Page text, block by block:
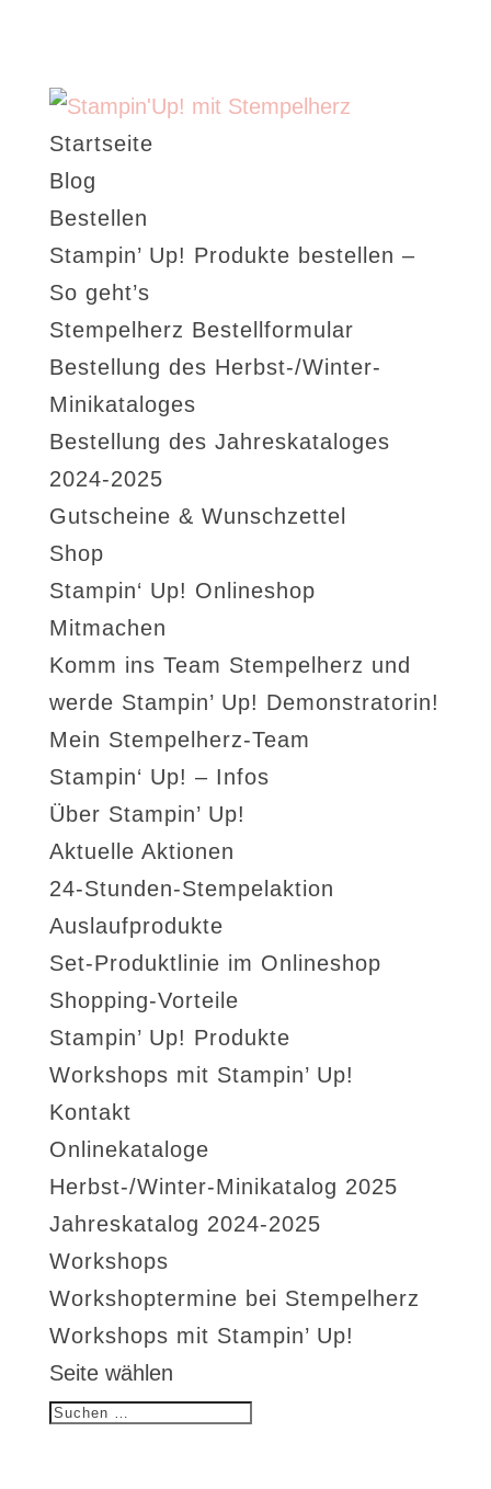
Startseite
Blog
Bestellen
Stampin’ Up! Produkte bestellen –
So geht’s
Stempelherz Bestellformular
Bestellung des Herbst-/Winter-
Minikataloges
Bestellung des Jahreskataloges
2024-2025
Gutscheine & Wunschzettel
Shop
Stampin‘ Up! Onlineshop
Mitmachen
Komm ins Team Stempelherz und
werde Stampin’ Up! Demonstratorin!
Mein Stempelherz-Team
Stampin‘ Up! – Infos
Über Stampin’ Up!
Aktuelle Aktionen
24-Stunden-Stempelaktion
Auslaufprodukte
Set-Produktlinie im Onlineshop
Shopping-Vorteile
Stampin’ Up! Produkte
Workshops mit Stampin’ Up!
Kontakt
Onlinekataloge
Herbst-/Winter-Minikatalog 2025
Jahreskatalog 2024-2025
Workshops
Workshoptermine bei Stempelherz
Workshops mit Stampin’ Up!
Seite wählen